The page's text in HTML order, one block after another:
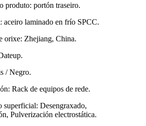
produto: portón traseiro.
aceiro laminado en frío SPCC.
orixe: Zhejiang, China.
/ Negro.
Rack de equipos de rede.
superficial: Desengraxado,
Pulverización electrostática.